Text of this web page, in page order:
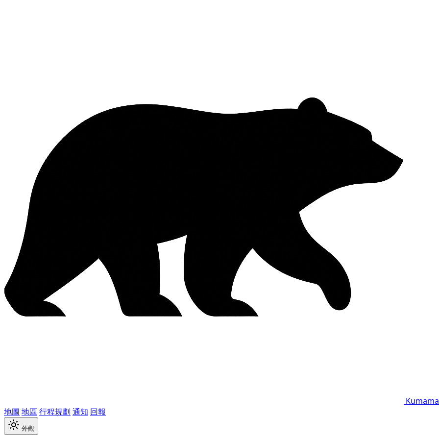
地圖 地區 行程規劃 通知 回報
外觀